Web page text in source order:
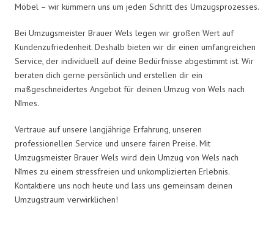
Möbel – wir kümmern uns um jeden Schritt des Umzugsprozesses.
Bei Umzugsmeister Brauer Wels legen wir großen Wert auf
Kundenzufriedenheit. Deshalb bieten wir dir einen umfangreichen
Service, der individuell auf deine Bedürfnisse abgestimmt ist. Wir
beraten dich gerne persönlich und erstellen dir ein
maßgeschneidertes Angebot für deinen Umzug von Wels nach
Nîmes.
Vertraue auf unsere langjährige Erfahrung, unseren
professionellen Service und unsere fairen Preise. Mit
Umzugsmeister Brauer Wels wird dein Umzug von Wels nach
Nîmes zu einem stressfreien und unkomplizierten Erlebnis.
Kontaktiere uns noch heute und lass uns gemeinsam deinen
Umzugstraum verwirklichen!